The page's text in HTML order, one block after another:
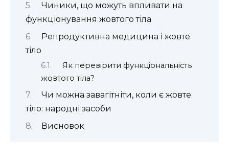
Чиники, що можуть впливати на
функціонування жовтого тіла
Репродуктивна медицина і жовте
тіло
Як перевірити функціональність
жовтого тіла?
Чи можна завагітніти, коли є жовте
тіло: народні засоби
Висновок